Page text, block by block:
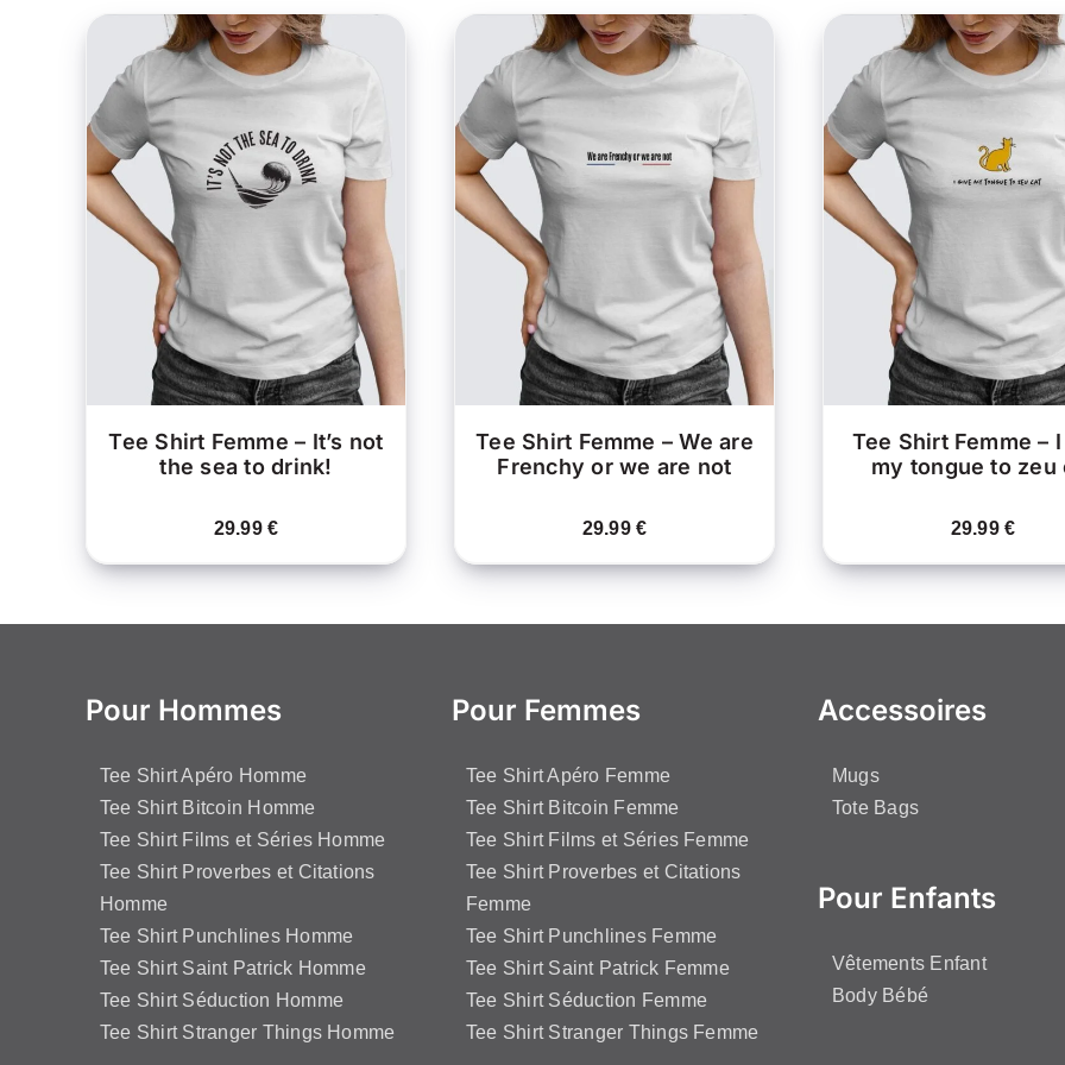
CHOIX DES OPTIONS
CE
PRODUIT
A
PLUSIEURS
VARIATIONS.
LES
OPTIONS
PEUVENT
ÊTRE
CHOISIES
LA
PAGE
DU
/
Tee Shirt Femme – It’s not
the sea to drink!
29.99€
CHOIX DES OPTIONS
CE
PRODUIT
A
PLUSIEURS
VARIATIONS.
LES
OPTIONS
PEUVENT
ÊTRE
CHOISIES
LA
PAGE
DU
/
Tee Shirt Femme – We are
Frenchy or we are not
29.99€
CHOIX DES OPTIONS
Tee Shirt Femme –
my tongue to zeu
29.99€
Pour Hommes
Tee Shirt Apéro Homme
Tee Shirt Bitcoin Homme
Tee Shirt Films et Séries Homme
Tee Shirt Proverbes et Citations
Homme
Tee Shirt Punchlines Homme
Tee Shirt Saint Patrick Homme
Tee Shirt Séduction Homme
Tee Shirt Stranger Things Homme
Pour Femmes
Tee Shirt Apéro Femme
Tee Shirt Bitcoin Femme
Tee Shirt Films et Séries Femme
Tee Shirt Proverbes et Citations
Femme
Tee Shirt Punchlines Femme
Tee Shirt Saint Patrick Femme
Tee Shirt Séduction Femme
Tee Shirt Stranger Things Femme
Accessoires
Mugs
Tote Bags
Pour Enfants
Vêtements Enfant
Body Bébé